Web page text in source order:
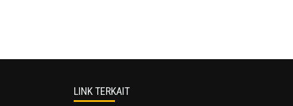
LINK TERKAIT